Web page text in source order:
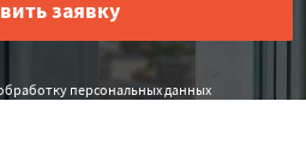
персональных данных